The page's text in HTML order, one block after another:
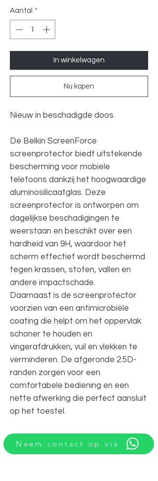
Aantal *
In winkelwagen
Nu kopen
Nieuw in beschadigde doos.
De Belkin ScreenForce
screenprotector biedt uitstekende
bescherming voor mobiele
telefoons dankzij het hoogwaardige
aluminosilicaatglas. Deze
screenprotector is ontworpen om
dagelijkse beschadigingen te
weerstaan en beschikt over een
hardheid van 9H, waardoor het
scherm effectief wordt beschermd
tegen krassen, stoten, vallen en
andere impactschade.
Daarnaast is de screenprotector
voorzien van een antimicrobiële
coating die helpt om het oppervlak
schoner te houden en
vingerafdrukken, vuil en vlekken te
verminderen. De afgeronde 2.5D-
randen zorgen voor een
comfortabele bediening en een
nette afwerking die perfect aansluit
op het toestel.
Neem contact op via